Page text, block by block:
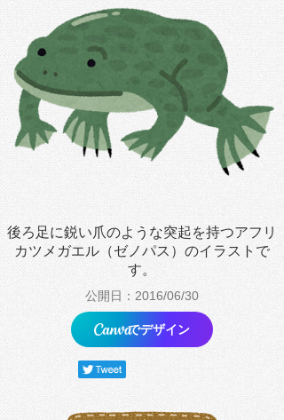
後ろ足に鋭い爪のような突起を持つアフリ
カツメガエル（ゼノパス）のイラストで
す。
公開日：2016/06/30
でデザイン